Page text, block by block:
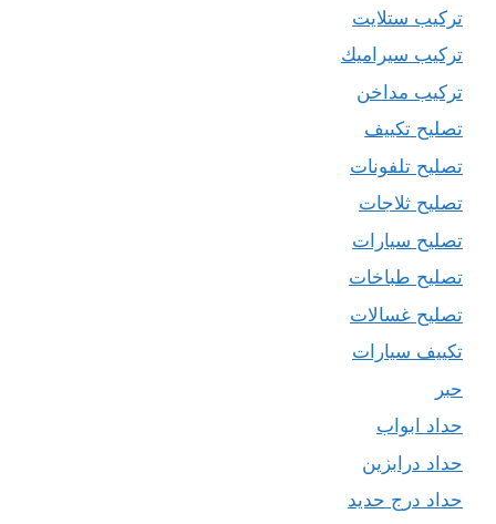
تركيب ستلايت
تركيب سيراميك
تركيب مداخن
تصليح تكييف
تصليح تلفونات
تصليح ثلاجات
تصليح سيارات
تصليح طباخات
تصليح غسالات
تكييف سيارات
حبر
حداد ابواب
حداد درابزين
حداد درج حديد